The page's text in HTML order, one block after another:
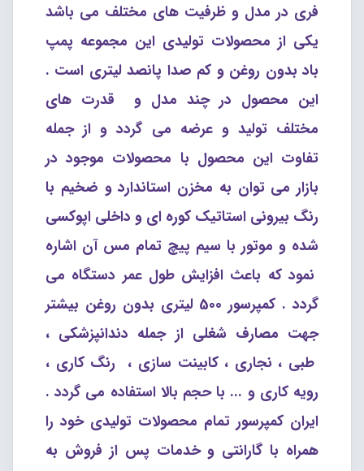
فری در مدل و ظرفیت های مختلف می باشد
یکی از محصولات تولیدی این مجموعه پمپ
باد بدون روغن و کم صدا پانصد لیتری است .
این محصول در چند مدل و قدرت های
مختلف تولید و عرضه می گردد و از جمله
تفاوت این محصول با محصولات موجود در
بازار می توان به مخزن استاندارد و ضخیم با
رنگ بیرونی استاتیک کوره ای و داخلی اپوکسی
شده و موتور با سیم پیچ تمام مس آن اشاره
نمود که باعث افزایش طول عمر دستگاه می
گردد . کمپرسور 500 لیتری بدون روغن بیشتر
جهت مصارف شغلی از جمله دندانپزشکی ،
طبی ، نجاری ، کابینت سازی ، رنگ کاری ،
رویه کاری و ... با حجم بالا استفاده می گردد .
ایران کمپرسور تمام محصولات تولیدی خود را
همراه با گارانتی و خدمات پس از فروش به